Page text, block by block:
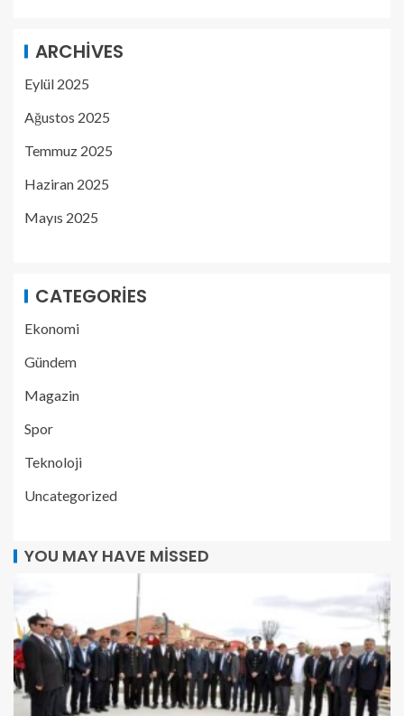
ARCHIVES
Eylül 2025
Ağustos 2025
Temmuz 2025
Haziran 2025
Mayıs 2025
CATEGORIES
Ekonomi
Gündem
Magazin
Spor
Teknoloji
Uncategorized
YOU MAY HAVE MISSED